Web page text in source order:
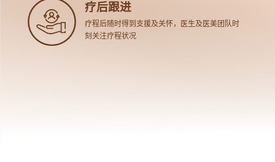
疗后跟进
疗程后随时得到支援及关怀，医生及医美团队时
刻关注疗程状况